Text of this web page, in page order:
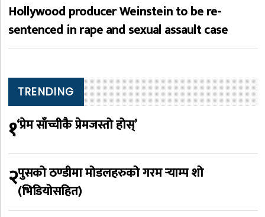
Hollywood producer Weinstein to be re-
sentenced in rape and sexual assault case
TRENDING
१‘प्रेम साँच्चीकै प्रेमजस्तो होस्’
२पुसको ठण्डीमा मोडलहरुको गरम र्‍याम्प शो
(भिडियोसहित)